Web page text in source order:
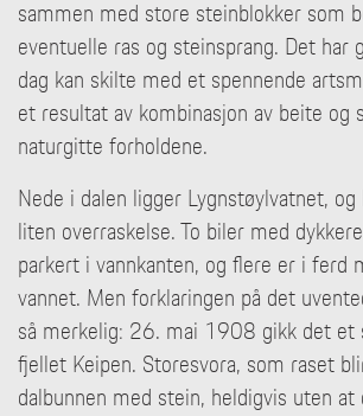
sammen med store steinblokker som
eventuelle ras og steinsprang. Det har
dag kan skilte med et spennende
et resultat av kombinasjon av beite og
naturgitte forholdene.
Nede i dalen ligger Lygnstøylvatnet,
liten overraskelse. To biler med
parkert i vannkanten, og flere er i ferd
vannet. Men forklaringen på det
så merkelig: 26. mai 1908 gikk det et
fjellet Keipen. Storesvora, som raset
dalbunnen med stein, heldigvis uten